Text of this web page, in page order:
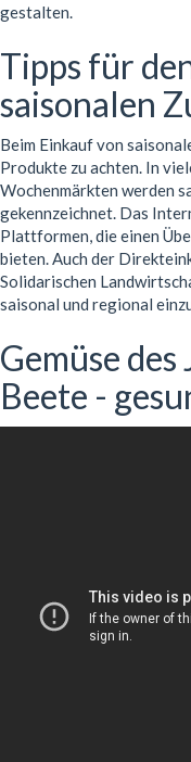
gestalten.
Tipps für
saisonalen
Beim Einkauf von
Produkte zu achten. In
Wochenmärkten werden
gekennzeichnet. Das
Plattformen, die einen
bieten. Auch der
Solidarischen
saisonal und regional
Gemüse
Beete -